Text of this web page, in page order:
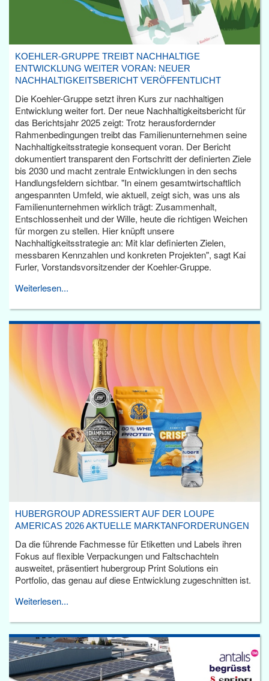
KOEHLER-GRUPPE TREIBT NACHHALTIGE
ENTWICKLUNG WEITER VORAN: NEUER
NACHHALTIGKEITSBERICHT VERÖFFENTLICHT
Die Koehler-Gruppe setzt ihren Kurs zur nachhaltigen
Entwicklung weiter fort. Der neue Nachhaltigkeitsbericht für
das Berichtsjahr 2025 zeigt: Trotz herausfordernder
Rahmenbedingungen treibt das Familienunternehmen seine
Nachhaltigkeitsstrategie konsequent voran. Der Bericht
dokumentiert transparent den Fortschritt der definierten Ziele
bis 2030 und macht zentrale Entwicklungen in den sechs
Handlungsfeldern sichtbar. "In einem gesamtwirtschaftlich
angespannten Umfeld, wie aktuell, zeigt sich, was uns als
Familienunternehmen wirklich trägt: Zusammenhalt,
Entschlossenheit und der Wille, heute die richtigen Weichen
für morgen zu stellen. Hier knüpft unsere
Nachhaltigkeitsstrategie an: Mit klar definierten Zielen,
messbaren Kennzahlen und konkreten Projekten", sagt Kai
Furler, Vorstandsvorsitzender der Koehler-Gruppe.
Weiterlesen...
HUBERGROUP ADRESSIERT AUF DER LOUPE
AMERICAS 2026 AKTUELLE MARKTANFORDERUNGEN
Da die führende Fachmesse für Etiketten und Labels ihren
Fokus auf flexible Verpackungen und Faltschachteln
ausweitet, präsentiert hubergroup Print Solutions ein
Portfolio, das genau auf diese Entwicklung zugeschnitten ist.
Weiterlesen...